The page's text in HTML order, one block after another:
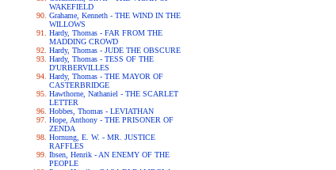
WAKEFIELD
Grahame, Kenneth - THE WIND IN THE
WILLOWS
Hardy, Thomas - FAR FROM THE
MADDING CROWD
Hardy, Thomas - JUDE THE OBSCURE
Hardy, Thomas - TESS OF THE
D'URBERVILLES
Hardy, Thomas - THE MAYOR OF
CASTERBRIDGE
Hawthorne, Nathaniel - THE SCARLET
LETTER
Hobbes, Thomas - LEVIATHAN
Hope, Anthony - THE PRISONER OF
ZENDA
Hornung, E. W. - MR. JUSTICE
RAFFLES
Ibsen, Henrik - AN ENEMY OF THE
PEOPLE